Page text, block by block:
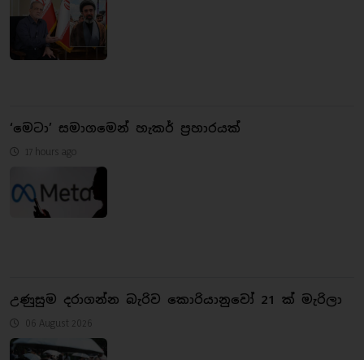
‘මෙටා’ සමාගමෙන් හැකර් ප්‍රහාරයක්
17 hours ago
උණුසුම දරාගන්න බැරිව කොරියානුවෝ 21 ක් මැරිලා
06 August 2026